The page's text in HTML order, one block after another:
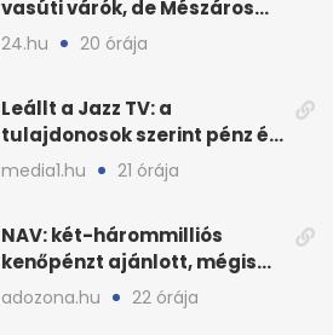
vasúti várók, de Mészáros
bizalmasa leromboltatja
24.hu 20 órája
Leállt a Jazz TV: a
tulajdonosok szerint pénz és
szabályok döntöttek
media1.hu 21 órája
NAV: két-hárommilliós
kenőpénzt ajánlott, mégis
lefoglalták a hamis árut
adozona.hu 22 órája